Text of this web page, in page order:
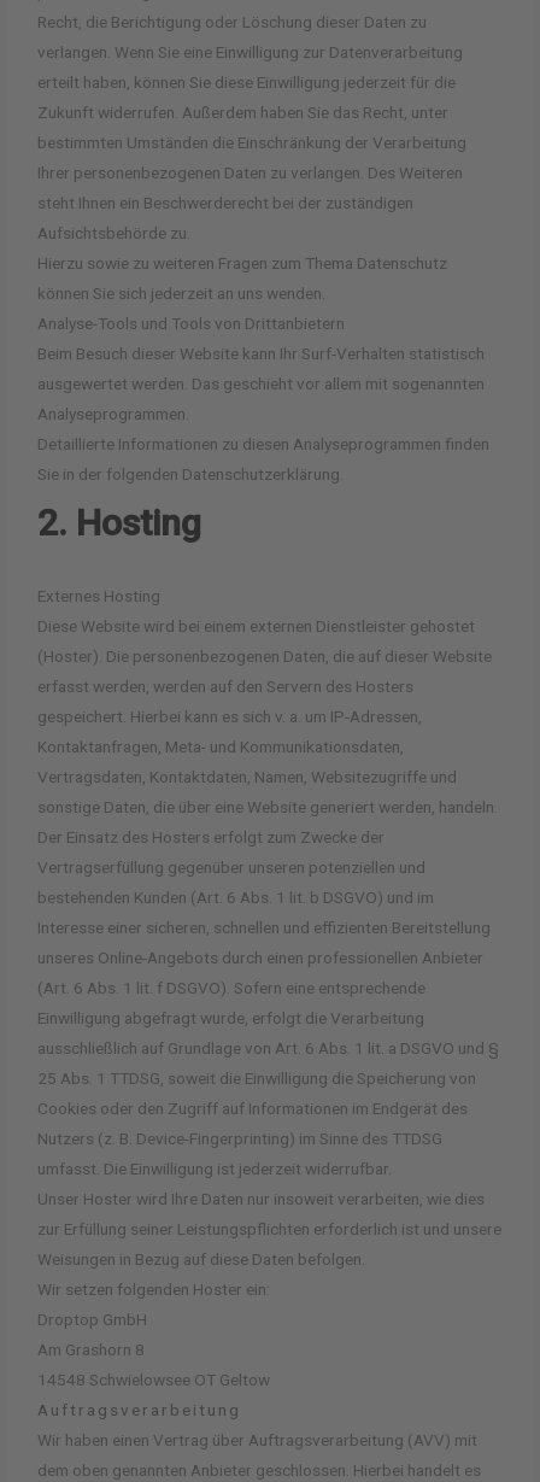
Recht, die Berichtigung oder Löschung dieser Daten zu
verlangen. Wenn Sie eine Einwilligung zur Datenverarbeitung
erteilt haben, können Sie diese Einwilligung jederzeit für die
Zukunft widerrufen. Außerdem haben Sie das Recht, unter
bestimmten Umständen die Einschränkung der Verarbeitung
Ihrer personenbezogenen Daten zu verlangen. Des Weiteren
steht Ihnen ein Beschwerderecht bei der zuständigen
Aufsichtsbehörde zu.
Hierzu sowie zu weiteren Fragen zum Thema Datenschutz
können Sie sich jederzeit an uns wenden.
Analyse-Tools und Tools von Dritt­anbietern
Beim Besuch dieser Website kann Ihr Surf-Verhalten statistisch
ausgewertet werden. Das geschieht vor allem mit sogenannten
Analyseprogrammen.
Detaillierte Informationen zu diesen Analyseprogrammen finden
Sie in der folgenden Datenschutzerklärung.
2. Hosting
Externes Hosting
Diese Website wird bei einem externen Dienstleister gehostet
(Hoster). Die personenbezogenen Daten, die auf dieser Website
erfasst werden, werden auf den Servern des Hosters
gespeichert. Hierbei kann es sich v. a. um IP-Adressen,
Kontaktanfragen, Meta- und Kommunikationsdaten,
Vertragsdaten, Kontaktdaten, Namen, Websitezugriffe und
sonstige Daten, die über eine Website generiert werden, handeln.
Der Einsatz des Hosters erfolgt zum Zwecke der
Vertragserfüllung gegenüber unseren potenziellen und
bestehenden Kunden (Art. 6 Abs. 1 lit. b DSGVO) und im
Interesse einer sicheren, schnellen und effizienten Bereitstellung
unseres Online-Angebots durch einen professionellen Anbieter
(Art. 6 Abs. 1 lit. f DSGVO). Sofern eine entsprechende
Einwilligung abgefragt wurde, erfolgt die Verarbeitung
ausschließlich auf Grundlage von Art. 6 Abs. 1 lit. a DSGVO und §
25 Abs. 1 TTDSG, soweit die Einwilligung die Speicherung von
Cookies oder den Zugriff auf Informationen im Endgerät des
Nutzers (z. B. Device-Fingerprinting) im Sinne des TTDSG
umfasst. Die Einwilligung ist jederzeit widerrufbar.
Unser Hoster wird Ihre Daten nur insoweit verarbeiten, wie dies
zur Erfüllung seiner Leistungspflichten erforderlich ist und unsere
Weisungen in Bezug auf diese Daten befolgen.
Wir setzen folgenden Hoster ein:
Droptop GmbH
Am Grashorn 8
14548 Schwielowsee OT Geltow
Auftragsverarbeitung
Wir haben einen Vertrag über Auftragsverarbeitung (AVV) mit
dem oben genannten Anbieter geschlossen. Hierbei handelt es